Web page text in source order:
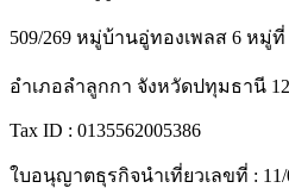
509/269 หมู่บ้านอู่ทองเพลส 6 หมู่
อำเภอลำลูกกา จังหวัดปทุมธานี
Tax ID : 0135562005386
ใบอนุญาตธุรกิจนำเที่ยวเลขที่ : 11/